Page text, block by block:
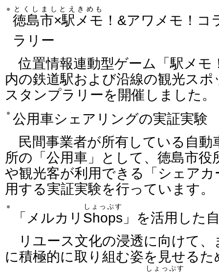
徳島市×駅メモ
とくしましとえきめも
！&アワメモ！
ラリー
位置情報連動型ゲーム「駅メモ
内の鉄道駅および沿線の観光ス
スタンプラリーを開催しました
公用車シェアリングの実証実験
民間事業者が所有している自動
所の「公用車」として、徳島市役
や観光客が利用できる「シェア
用する実証実験を行っています。
「メルカリ Shops
しょっぷす
」を活用した
リユース文化の浸透に向けて、
に積極的に取り組む姿を見せる
しょっぷす